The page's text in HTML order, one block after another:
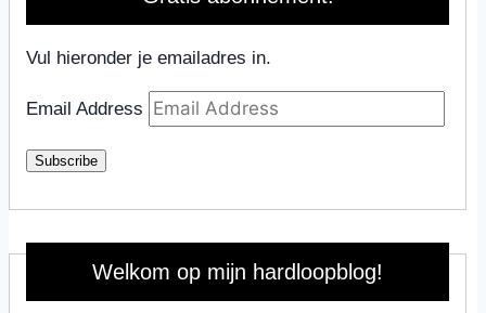
Vul hieronder je emailadres in.
Email Address
Subscribe
Welkom op mijn hardloopblog!